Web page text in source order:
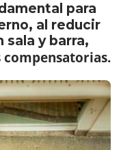
para
al reducir
y barra,
compensatorias.